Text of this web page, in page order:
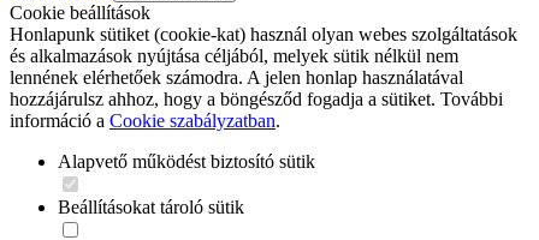
Cookie beállítások
Honlapunk sütiket (cookie-kat) használ olyan webes szolgáltatások
és alkalmazások nyújtása céljából, melyek sütik nélkül nem
lennének elérhetőek számodra. A jelen honlap használatával
hozzájárulsz ahhoz, hogy a böngésződ fogadja a sütiket. További
információ a Cookie szabályzatban.
Alapvető működést biztosító sütik
Beállításokat tároló sütik